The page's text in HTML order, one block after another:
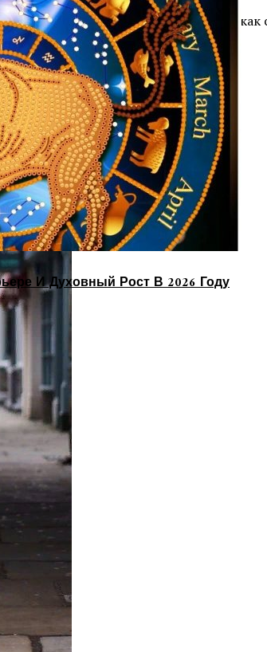
И Духовный Рост В 2026 Году
Они отлично сочетаются как
веревки, идеи для вдохновения.